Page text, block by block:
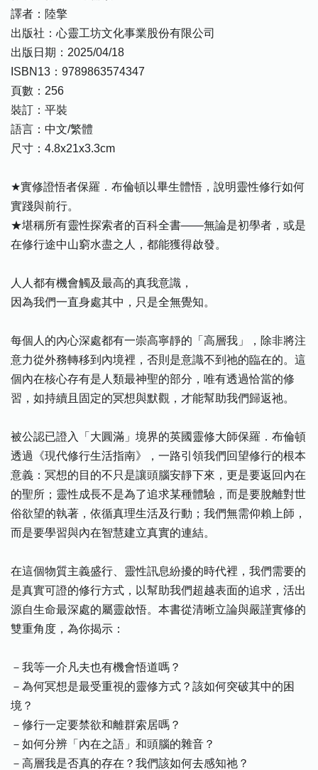
譯者：陸擎
出版社：心靈工坊文化事業股份有限公司
出版日期：2025/04/18
ISBN13：9789863574347
頁數：256
裝訂：平裝
語言：中文/繁體
尺寸：4.8x21x3.3cm
★實修證悟者保羅．布倫頓以畢生體悟，說明靈性修行如何
實踐與前行。
★堪稱所有靈性探索者的百科全書——無論是初學者，或是
在修行途中山窮水盡之人，都能獲得啟發。
人人都有機會觸及最高的真我意識，
因為我們一直身處其中，只是全無覺知。
每個人的內心深處都有一崇高寧靜的「高層我」，除非將注
意力從外務轉移到內境裡，否則是意識不到祂的臨在的。這
個內在核心存有是人類最神聖的部分，唯有透過恰當的修
習，如持續且固定的冥想與默觀，才能幫助我們歸返祂。
被公認已證入「大圓滿」境界的英國靈修大師保羅．布倫頓
透過《現代修行生活指南》，一路引領我們回望修行的根本
意義：冥想的目的不只是讓頭腦安靜下來，更是要返回內在
的聖所；靈性成長不是為了追求某種體驗，而是要脫離對世
俗欲望的執著，依循真理生活及行動；我們無需仰賴上師，
而是要學習與內在智慧建立真實的連結。
在這個物質主義盛行、靈性訊息紛擾的時代裡，我們需要的
是真實可證的修行方式，以幫助我們超越表面的追求，活出
源自生命最深處的屬靈啟悟。本書從清晰立論與嚴謹實修的
雙重角度，為你揭示：
－我等一介凡夫也有機會悟道嗎？
－為何冥想是最受重視的靈修方式？該如何突破其中的困
境？
－修行一定要禁欲和離群索居嗎？
－如何分辨「內在之語」和頭腦的雜音？
－高層我是否真的存在？我們該如何去感知祂？